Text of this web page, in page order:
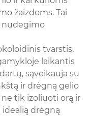
žaizdoms. Tai
nudegimo
tvarstis,
laikantis
sąveikauja su
ir drėgną gelio
ne tik izoliuoti orą ir
drėgną